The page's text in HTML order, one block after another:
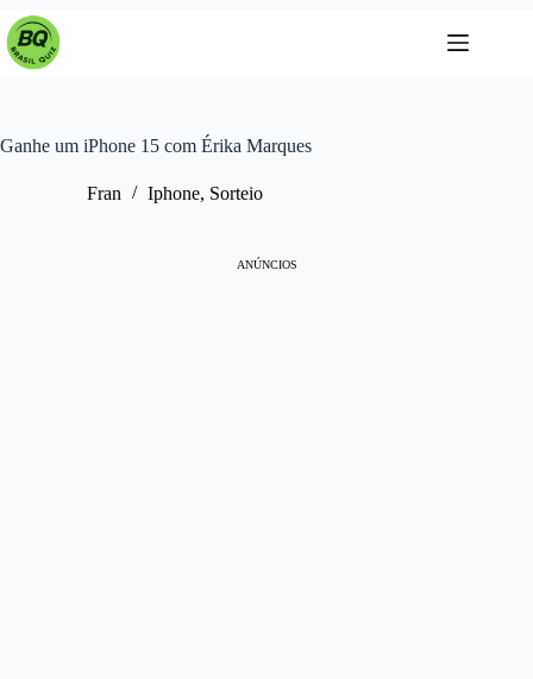
Pular
para
Ganhe um iPhone 15 com Érika Marques
Fran Iphone, Sorteio
ANÚNCIOS